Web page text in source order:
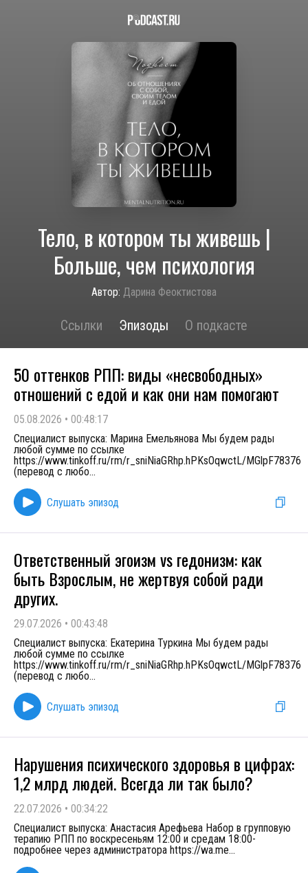
Тело, в котором ты живешь |
Больше, чем психология
Автор: Дарина Феоктистова
Ссылки Эпизоды О подкасте
50 оттенков РПП: виды «несвободных»
отношений с едой и как они нам помогают
05.08.2026 • 00:48:17
Специалист выпуска: Марина Емельянова Мы будем рады
любой сумме по ссылке
https://www.tinkoff.ru/rm/r_sniNiaGRhp.hPKsOqwctL/MGlpF78376
(перевод с любо...
Слушать эпизод
Ответственный эгоизм vs гедонизм: как
быть Взрослым, не жертвуя собой ради
других.
29.07.2026 • 00:43:48
Специалист выпуска: Екатерина Туркина Мы будем рады
любой сумме по ссылке
https://www.tinkoff.ru/rm/r_sniNiaGRhp.hPKsOqwctL/MGlpF78376
(перевод с любо...
Слушать эпизод
Нарушения психического здоровья в цифрах:
1,2 млрд людей. Всегда ли так было?
22.07.2026 • 00:34:22
Специалист выпуска: Анастасия Арефьева Набор в групповую
терапию РПП по воскресеньям 12:00 и средам 18:00-
подробнее через администратора https://wa.me...